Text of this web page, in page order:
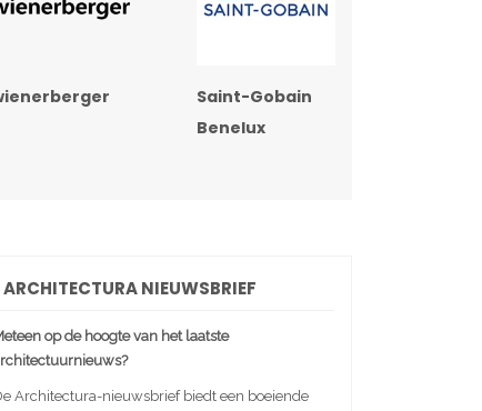
Saint-Gobain
Benelux
ARCHITECTURA NIEUWSBRIEF
op de hoogte van het laatste
Architectura-nieuwsbrief biedt een boeiende